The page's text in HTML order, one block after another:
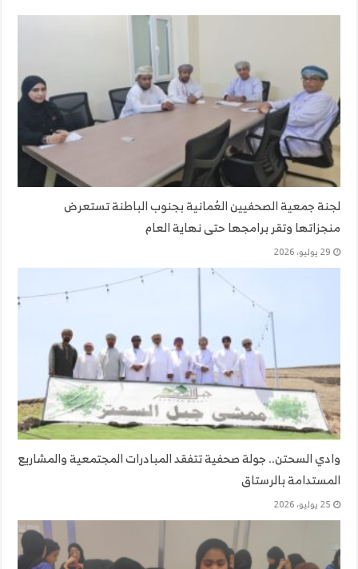
لجنة جمعية الصحفيين العُمانية بجنوب الباطنة تستعرض
منجزاتها وتقر برامجها حتى نهاية العام
29 يوليو، 2026
وادي السحتن.. جولة صحفية تتفقد المبادرات المجتمعية والمشاريع
المستدامة بالرستاق
25 يوليو، 2026